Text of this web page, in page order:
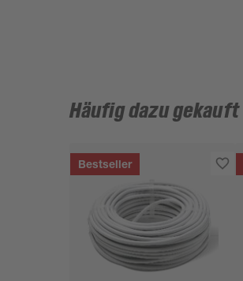
Häufig dazu gekauft
Bestseller